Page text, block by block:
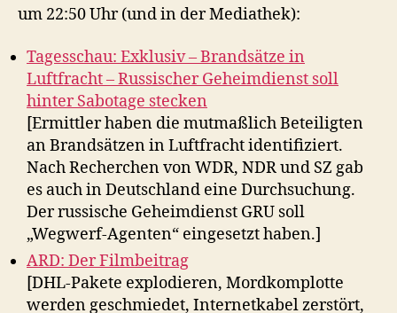
um 22:50 Uhr (und in der Mediathek):
Tagesschau: Exklusiv – Brandsätze in
Luftfracht – Russischer Geheimdienst soll
hinter Sabotage stecken
[Ermittler haben die mutmaßlich Beteiligten
an Brandsätzen in Luftfracht identifiziert.
Nach Recherchen von WDR, NDR und SZ gab
es auch in Deutschland eine Durchsuchung.
Der russische Geheimdienst GRU soll
„Wegwerf-Agenten“ eingesetzt haben.]
ARD: Der Filmbeitrag
[DHL-Pakete explodieren, Mordkomplotte
werden geschmiedet, Internetkabel zerstört,